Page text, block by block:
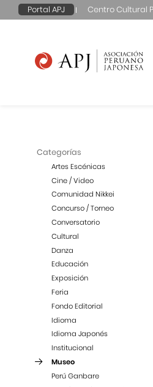
Portal APJ Centro Cultural
Categorías
Artes Escénicas
Cine / Video
Comunidad Nikkei
Concurso / Torneo
Conversatorio
Cultural
Danza
Educación
Exposición
Feria
Fondo Editorial
Idioma
Idioma Japonés
Institucional
Museo
Perú Ganbare